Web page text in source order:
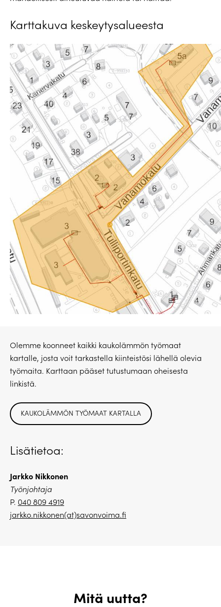
Karttakuva keskeytysalueesta
Olemme koonneet kaikki kaukolämmön työmaat
kartalle, josta voit tarkastella kiinteistösi lähellä olevia
työmaita. Karttaan pääset tutustumaan oheisesta
linkistä.
KAUKOLÄMMÖN TYÖMAAT KARTALLA
Lisätietoa:
Jarkko Nikkonen
Työnjohtaja
P. 040 809 4919
jarkko.nikkonen(at)savonvoima.fi
Mitä uutta?